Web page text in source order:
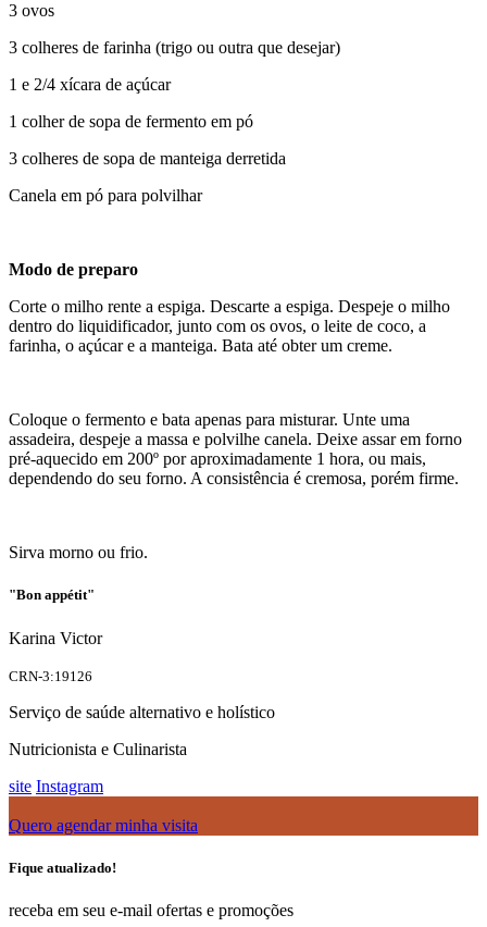
3 ovos
3 colheres de farinha (trigo ou outra que desejar)
1 e 2/4 xícara de açúcar
1 colher de sopa de fermento em pó
3 colheres de sopa de manteiga derretida
Canela em pó para polvilhar
Modo de preparo
Corte o milho rente a espiga. Descarte a espiga. Despeje o milho
dentro do liquidificador, junto com os ovos, o leite de coco, a
farinha, o açúcar e a manteiga. Bata até obter um creme.
Coloque o fermento e bata apenas para misturar. Unte uma
assadeira, despeje a massa e polvilhe canela. Deixe assar em forno
pré-aquecido em 200º por aproximadamente 1 hora, ou mais,
dependendo do seu forno. A consistência é cremosa, porém firme.
Sirva morno ou frio.
"Bon appétit"
Karina Victor
CRN-3:19126
Serviço de saúde alternativo e holístico
Nutricionista e Culinarista
site Instagram
Quero agendar minha visita
Fique atualizado!
receba em seu e-mail ofertas e promoções